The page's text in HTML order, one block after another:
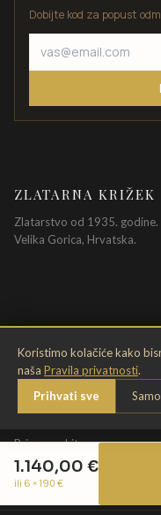
1.140,00 €
ili 6 ×190 €
Koristimo kolačiće kako
naša Pravila privatnosti.
Prihvati sve
Dobijte kod za popust
ZLATARNA KRIŽEK
Zlatarstvo od 1935. godine.
Velika Gorica, Hrvatska.
INFORMACIJE
O nama
Kontakt
Briga o nakitu
Jamstvo